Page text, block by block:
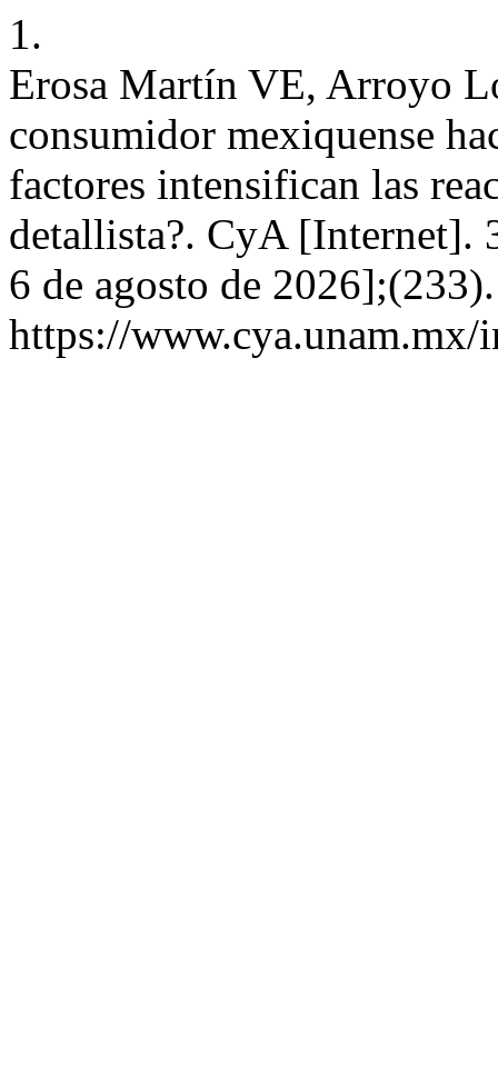
1.
Erosa Martín VE, Arroyo
consumidor mexiquense
factores intensifican las
detallista?. CyA [Internet].
6 de agosto de
https://